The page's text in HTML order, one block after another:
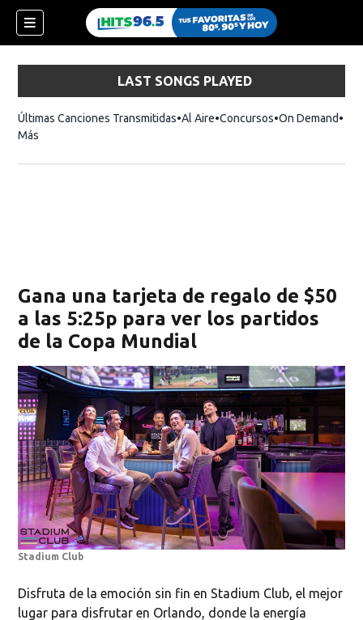
LAST SONGS PLAYED
Últimas Canciones Transmitidas Al Aire Concursos On Demand
Más
Gana una tarjeta de regalo de $50
a las 5:25p para ver los partidos
de la Copa Mundial
Stadium Club
Disfruta de la emoción sin fin en Stadium Club, el mejor
lugar para disfrutar en Orlando, donde la energía